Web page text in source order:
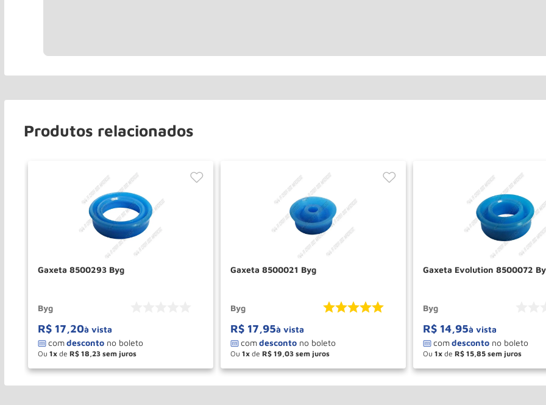
Produtos relacionados
Gaxeta 8500293 Byg
Byg
R$ 17,20à vista
Ou 1 de R$ 18,23
＋
－ COMPRAR
Gaxeta 8500021 Byg
Byg
R$ 17,95à vista
Ou 1 de R$ 19,03
＋
－ COMPRAR
Gaxeta Evolution 8500072
Byg
R$ 14,95à vista
Ou 1 de R$ 15,85
＋
－